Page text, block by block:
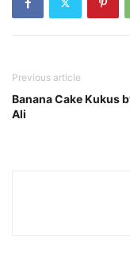
Previous article
Banana Cake Kukus
Ali